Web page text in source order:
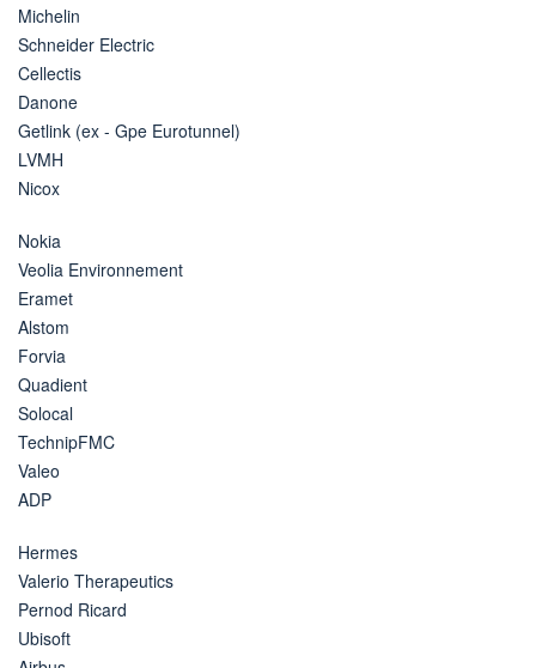
Michelin
Schneider Electric
Cellectis
Danone
Getlink (ex - Gpe Eurotunnel)
LVMH
Nicox
Nokia
Veolia Environnement
Eramet
Alstom
Forvia
Quadient
Solocal
TechnipFMC
Valeo
ADP
Hermes
Valerio Therapeutics
Pernod Ricard
Ubisoft